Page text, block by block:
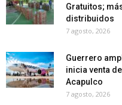
Gratuitos;
distribuidos
7 agosto, 2026
Guerrero
inicia venta
Acapulco
7 agosto, 2026